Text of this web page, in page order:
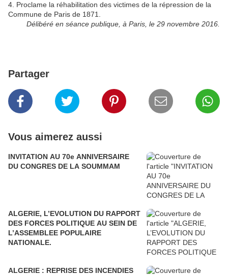
4. Proclame la réhabilitation des victimes de la répression de la
Commune de Paris de 1871.
Délibéré en séance publique, à Paris, le 29 novembre 2016.
Partager
Vous aimerez aussi
INVITATION AU 70e ANNIVERSAIRE
DU CONGRES DE LA SOUMMAM
ALGERIE, L’EVOLUTION DU RAPPORT
DES FORCES POLITIQUE AU SEIN DE
L’ASSEMBLEE POPULAIRE
NATIONALE.
ALGERIE : REPRISE DES INCENDIES